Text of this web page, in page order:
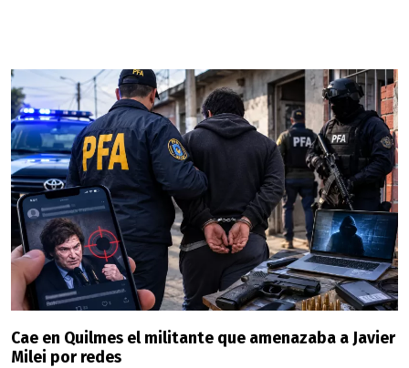
Cae en Quilmes el militante que amenazaba a Javier
Milei por redes